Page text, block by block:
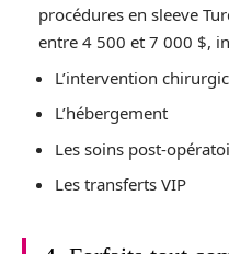
procédures en sleeve
entre 4 500 et 7 000 $,
L’intervention
L’hébergement
Les soins post-
Les transferts VIP